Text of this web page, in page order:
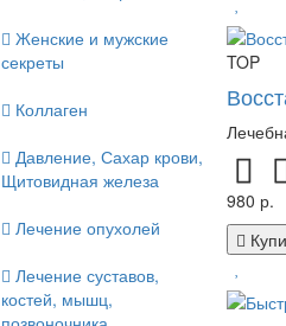
Женские и мужские
секреты
Коллаген
Давление, Сахар крови,
Щитовидная железа
Лечение опухолей
Лечение суставов,
костей, мышц,
TOP
980 р.